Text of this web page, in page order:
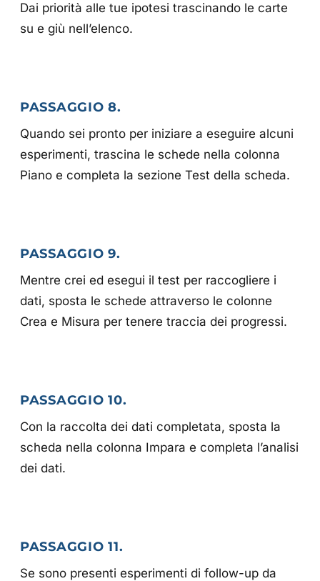
Dai priorità alle tue ipotesi trascinando le carte
su e giù nell’elenco.
PASSAGGIO 8.
Quando sei pronto per iniziare a eseguire alcuni
esperimenti, trascina le schede nella colonna
Piano e completa la sezione Test della scheda.
PASSAGGIO 9.
Mentre crei ed esegui il test per raccogliere i
dati, sposta le schede attraverso le colonne
Crea e Misura per tenere traccia dei progressi.
PASSAGGIO 10.
Con la raccolta dei dati completata, sposta la
scheda nella colonna Impara e completa l’analisi
dei dati.
PASSAGGIO 11.
Se sono presenti esperimenti di follow-up da